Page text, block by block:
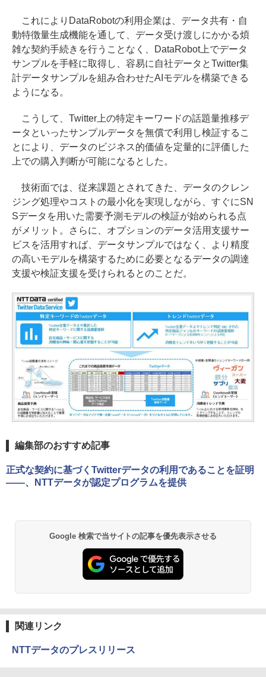
これによりDataRobotの利用企業は、データ共有・自
動特徴量生成機能を通して、データ受け渡しにかかる煩
雑な契約手続きを行うことなく、DataRobot上でデータ
サンプルを手軽に取得し、容易に自社データとTwitter集
計データサンプルを組み合わせたAIモデルを構築できる
ようになる。
こうして、Twitter上の特定キーワードの話題量推移デ
ータといったサンプルデータを無償で利用し検証するこ
とにより、データのビジネス的価値を定量的に評価した
上での購入判断が可能になるとした。
技術面では、従来課題とされてきた、データのクレン
ジング処理やコストの最小化を実現しながら、すぐにSN
Sデータを用いた需要予測モデルの検証が始められる点
がメリット。さらに、オプションのデータ活用支援サー
ビスを活用すれば、データサンプルではなく、より精度
の高いモデルを構築するために必要となるデータの調達
支援や検証支援を受けられるとのことだ。
編集部のおすすめ記事
正式な契約に基づくTwitterデータの利用であることを証明
――、NTTデータが認定プログラムを提供
Google 検索で当サイトの記事を優先表示させる
関連リンク
NTTデータのプレスリリース